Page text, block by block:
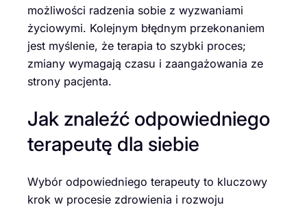
możliwości radzenia sobie z wyzwaniami
życiowymi. Kolejnym błędnym przekonaniem
jest myślenie, że terapia to szybki proces;
zmiany wymagają czasu i zaangażowania ze
strony pacjenta.
Jak znaleźć odpowiedniego
terapeutę dla siebie
Wybór odpowiedniego terapeuty to kluczowy
krok w procesie zdrowienia i rozwoju